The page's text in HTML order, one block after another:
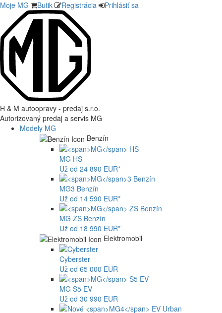
Moje MG Butik Registrácia Prihlásiť sa
H & M autoopravy - predaj s.r.o.
Autorizovaný predaj a servis MG
Modely MG
Benzín
MG HS
Už od 24 890 EUR*
MG3 Benzín
Už od 14 590 EUR*
MG ZS Benzín
Už od 18 990 EUR*
Elektromobil
Cyberster
Už od 65 000 EUR
MG S5 EV
Už od 30 990 EUR